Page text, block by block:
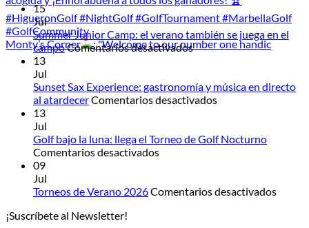
Monty’s Corner : "Welcome to our number one handic
15
Jul
Summer Junior Camp: el verano también se juega en el
campoComentarios desactivadosen
Camp:
el
se
campo
13
Jul
Sunset Sax Experience: gastronomía y música en directo
al atardecerComentarios desactivadosen
Experience:
en
13
Jul
Golf bajo la luna: llega el Torneo de Golf Nocturno
Comentarios desactivadosen
la
09
Jul
Torneos de Verano 2026Comentarios desactivadosen
¡Suscríbete al Newsletter!